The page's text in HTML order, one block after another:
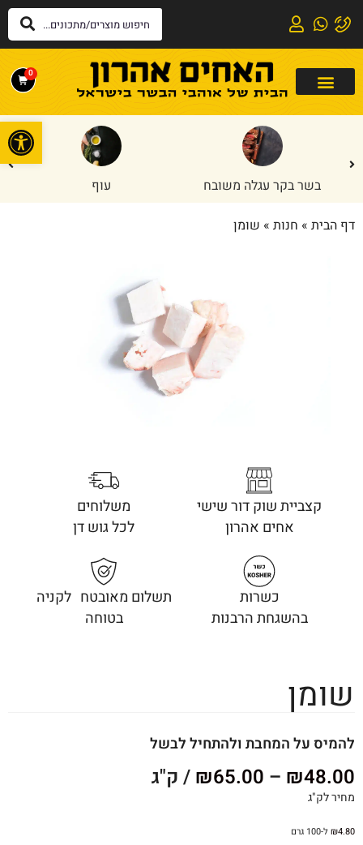
0
בשר בקר עגלה משובח עוף
דף הבית » חנות » שומן
שומן
להמיס על המחבת ולהתחיל לבשל
₪48.00
–
₪65.00 / ק"ג
מחיר לק"ג
₪4.80 ל-100 גרם
קצביית שוק דור שישי
אחים אהרון
משלוחים
לכל גוש דן
כשרות
בהשגחת הרבנות
תשלום מאובטח לקניה
בטוחה